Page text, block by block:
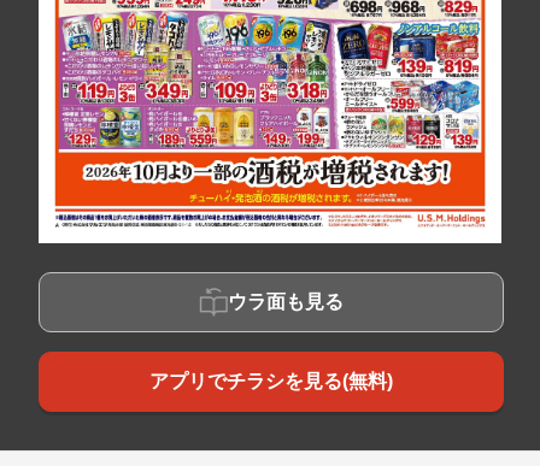
ウラ面も見る
アプリでチラシを見る(無料)